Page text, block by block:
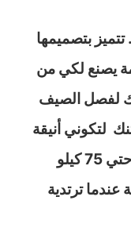
بتصميمها
يصنع لكي من
لفصل الصيف
لتكوني أنيقة
وجذابة مناسب لوزن من 50 كيلو وحتي 75 كيلو
عندما ترتدية